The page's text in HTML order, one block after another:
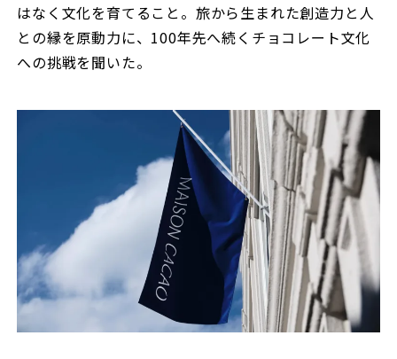
はなく文化を育てること。旅から生まれた創造力と人
との縁を原動力に、100年先へ続くチョコレート文化
への挑戦を聞いた。